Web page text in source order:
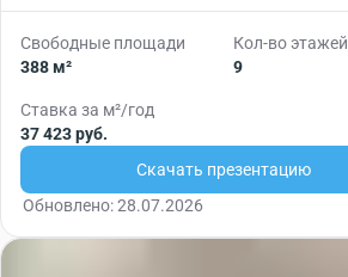
Свободные площади
388 м²
Кол-во этажей
9
Ставка за м²/год
37 423 руб.
Скачать презентацию
Обновлено: 28.07.2026